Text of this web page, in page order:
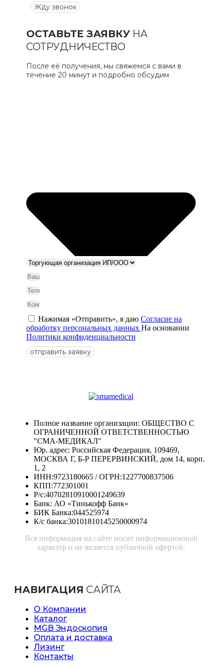
Жду звонок
ОСТАВЬТЕ ЗАЯВКУНА
СОТРУДНИЧЕСТВО
После её получения, мы свяжемся с вами в
течение 20 минут и подробно обсудим
Нажимая «Отправить», я даю Согласие на
обработку персональных данных На основании
Политики конфиденциальности
отправить заявку
Полное название организации: ОБЩЕСТВО С
ОГРАНИЧЕННОЙ ОТВЕТСТВЕННОСТЬЮ
"СМА-МЕДИКАЛ"
Юр. адрес: Российская Федерация, 109469,
МОСКВА Г, Б-Р ПЕРЕРВИНСКИЙ, дом 14, корп.
1, 2
ИНН:9723180665 / ОГРН:1227700837506
КПП:772301001
Р/с:40702810910001249639
Банк: АО «Тинькофф Банк»
БИК Банка:044525974
К/с банка:30101810145250000974
Вся информация на сайте носит информационный
характер и не является публичной офертой.
НАВИГАЦИЯ САЙТА
О Компании
Каталог
MGB Эндоскопия
Оплата и доставка
Лизинг
Контакты